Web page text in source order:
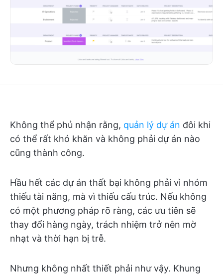
Không thể phủ nhận rằng, quản lý dự án đôi khi
có thể rất khó khăn và không phải dự án nào
cũng thành công.
Hầu hết các dự án thất bại không phải vì nhóm
thiếu tài năng, mà vì thiếu cấu trúc. Nếu không
có một phương pháp rõ ràng, các ưu tiên sẽ
thay đổi hàng ngày, trách nhiệm trở nên mờ
nhạt và thời hạn bị trễ.
Nhưng không nhất thiết phải như vậy. Khung